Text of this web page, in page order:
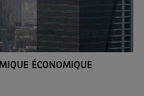
ÉCONOMIQUE